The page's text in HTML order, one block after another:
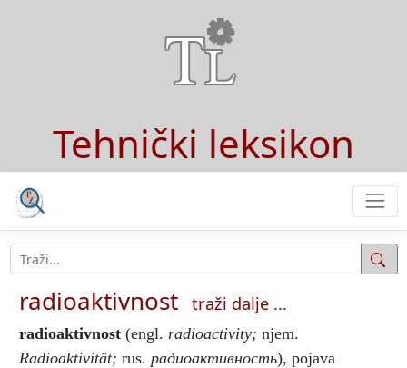
Tehnički leksikon
radioaktivnost traži dalje ...
radioaktivnost (engl. radioactivity; njem.
Radioaktivität; rus. радиоактивноcть), pojava